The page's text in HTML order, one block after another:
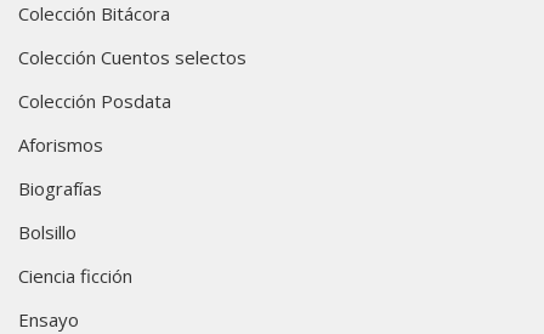
Colección Bitácora
Colección Cuentos selectos
Colección Posdata
Aforismos
Biografías
Bolsillo
Ciencia ficción
Ensayo